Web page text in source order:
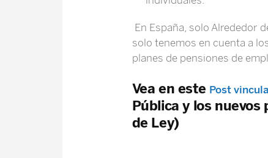
En España, solo Alrededor
solo tenemos en cuenta a
planes de pensiones de
Vea en este Post
Pública y los
de Ley)